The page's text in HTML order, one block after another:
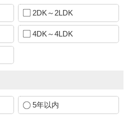
2DK～2LDK
4DK～4LDK
5年以内